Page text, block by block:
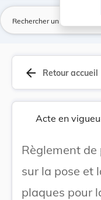
arrow_back Retour accueil
Acte en
Règlement
sur la pose et
plaques pour